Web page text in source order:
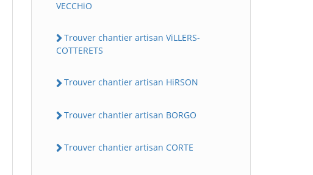
VECCHiO
Trouver chantier artisan ViLLERS-
COTTERETS
Trouver chantier artisan HiRSON
Trouver chantier artisan BORGO
Trouver chantier artisan CORTE